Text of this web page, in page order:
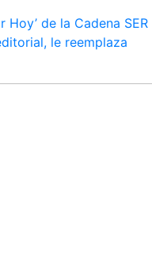
Hoy’ de la Cadena SER
le reemplaza